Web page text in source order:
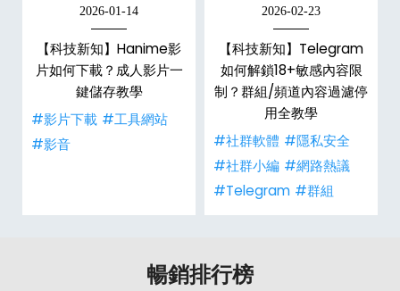
2026-01-14
【科技新知】Hanime影
片如何下載？成人影片一
鍵儲存教學
#影片下載 #工具網站
#影音
2026-02-23
【科技新知】Telegram
如何解鎖18+敏感內容限
制？群組/頻道內容過濾停
用全教學
#社群軟體 #隱私安全
#社群小編 #網路熱議
#Telegram #群組
暢銷排行榜